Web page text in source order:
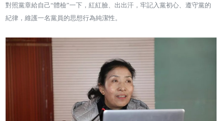
對照黨章給自己“體檢”一下，紅紅臉、出出汗，牢記入黨初心、遵守黨的
紀律，維護一名黨員的思想行為純潔性。